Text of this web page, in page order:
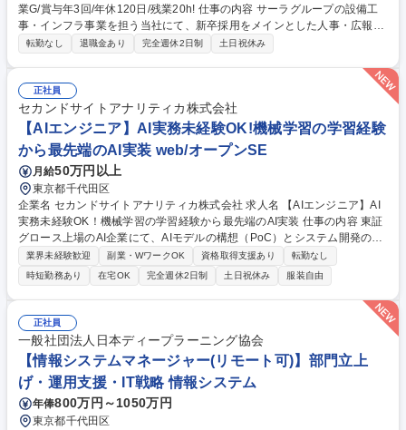
業G/賞与年3回/年休120日/残業20h! 仕事の内容 サーラグループの設備工
事・インフラ事業を担う当社にて、新卒採用をメインとした人事・広報業
務をお任せします。未経験からでも、計画立案からイベント運営まで幅広
新卒採用： 採用計画立案、インターンシップの企画運営、就活イベント対
応、選考の日程調整、面接対応、大学のキャリアセンター担当者・教授と
の関係構築など ■情報発信： 自社HPをメインとするメディアの運用、そ
の他広報活動 ■教育研修： 社内の階層別研修、若手社員向け研修、若手社
員の定着育成サポート 募集職種 【豊橋/人事】★未経験歓迎★プライム上
場企業G/賞与年3回/年休120日/残業20h!
転勤なし 退職金あり 完全週休2日制 土日祝休み
正社員
セカンドサイトアナリティカ株式会社
【AIエンジニア】AI実務未経験OK!機械学習の学習経験
から最先端のAI実装 web/オープンSE
月給50万円以上
東京都千代田区
企業名 セカンドサイトアナリティカ株式会社 求人名 【AIエンジニア】AI
実務未経験OK！機械学習の学習経験から最先端のAI実装 仕事の内容 東証
グロース上場のAI企業にて、AIモデルの構想（PoC）とシステム開発のハ
ブを担うAIエンジニアを募集。主にAWSでのAIプロダクト開発およびAIシ
ステム構築やサービスの企画～顧客提案に携わっていただきます。 ■自社
基盤『R2Engine』等を駆使し、顧客課題のヒアリングからAIモデルの作
成、システムへの実装・運用までを一貫して担当します。 【詳細】・AIを
実行する基盤「AIエンジン」の開発 ・上記、エンジン上で動作するAIモデ
ルの開発および運用 ・顧客や協業会社とのコミュニケーション を行いま
す。 募集職種 【AIエンジニア】AI実務未経験OK！機械学習の学習経験か
ら最先端のAI実装
業界未経験歓迎 副業・WワークOK 資格取得支援あり
転勤なし
時短勤務あり
在宅OK 完全週休2日制 土日祝休み 服装自由
正社員
一般社団法人日本ディープラーニング協会
【情報システムマネージャー(リモート可)】部門立上
げ・運用支援・IT戦略 情報システム
年俸800万円～1050万円
東京都千代田区